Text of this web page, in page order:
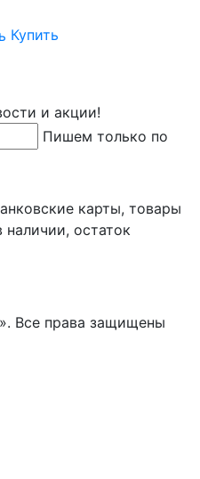
и акции!
Пишем только по
карты, товары
остаток
права защищены